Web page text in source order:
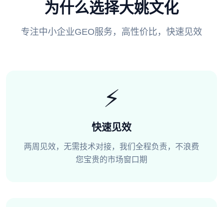
为什么选择大姚文化
专注中小企业GEO服务，高性价比，快速见效
⚡
快速见效
两周见效，无需技术对接，我们全程负责，不浪费
您宝贵的市场窗口期